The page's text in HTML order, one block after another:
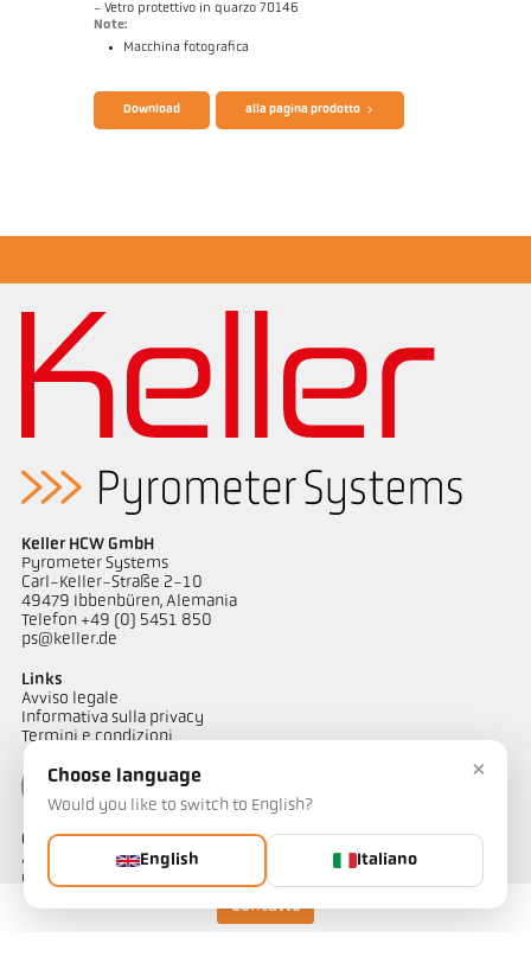
Contatto
- Vetro protettivo in quarzo 70146
Note:
Macchina fotografica
Download alla pagina prodotto
Keller HCW GmbH
Pyrometer Systems
Carl-Keller-Straße 2-10
49479 Ibbenbüren, Alemania
Telefon +49 (0) 5451 850
ps@keller.de
Links
Avviso legale
Informativa sulla privacy
Termini e condizioni
Contatto
Avete domande riguardo alle nostre soluzioni di misurazione
della temperatura? Il nostro team è a vostra disposizione per
×
Choose language
Would you like to switch to English?
English Italiano